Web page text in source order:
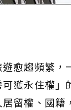
愈趨頻繁，
獲永住權」
留權、國籍